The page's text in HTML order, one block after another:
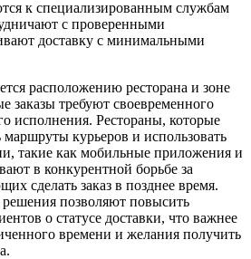
к специализированным службам
с проверенными
доставку с минимальными
расположению ресторана и зоне
заказы требуют своевременного
исполнения. Рестораны, которые
курьеров и использовать
такие как мобильные приложения и
в конкурентной борьбе за
сделать заказ в позднее время.
решения позволяют повысить
о статусе доставки, что важнее
времени и желания получить